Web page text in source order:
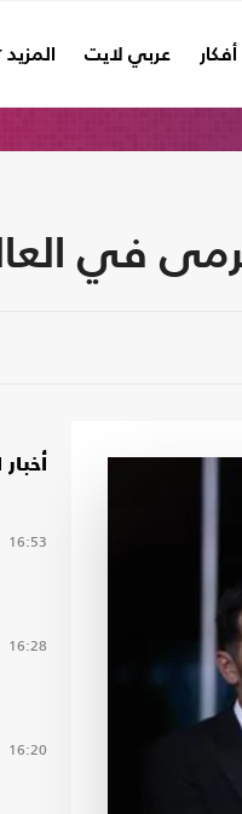
أفكار عربي لايت المزيد
في
16:53
16:28
16:20